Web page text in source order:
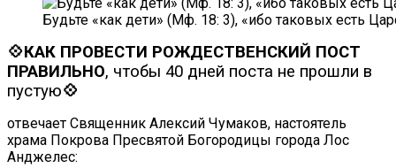
Будьте «как дети» (Мф. 18: 3), «ибо таковых есть
💠КАК ПРОВЕСТИ РОЖДЕСТВЕНСКИЙ ПОСТ
ПРАВИЛЬНО, чтобы 40 дней поста не прошли в
пустую💠
отвечает Священник Алексий Чумаков, настоятель
храма Покрова Пресвятой Богородицы города Лос
Анджелес: